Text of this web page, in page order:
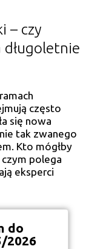
– czy
często
się nowa
tak zwanego
Kto mógłby
polega
eksperci
do
2026